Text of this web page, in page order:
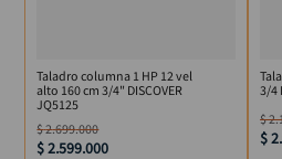
Llave de mandril
Manual de instrucciones
Garantía de 1 año por defectos
Taladro columna 1 HP 12 vel
alto 160 cm 3/4" DISCOVER
JQ5125
$2.699.000
$2.599.000
3/4
$2.
$2.